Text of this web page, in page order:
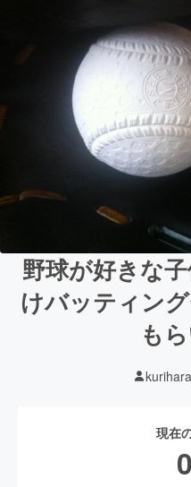
野球が好きな
けバッティン
も
現在
0